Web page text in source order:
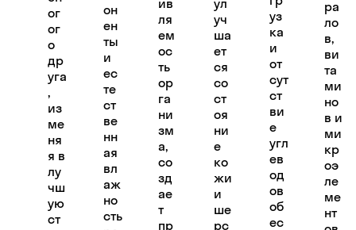
ог
ог
о
др
уга
,
из
ме
ня
я в
лу
чш
ую
ст
он
ен
ты
и
ес
те
ст
ве
нн
ая
вл
аж
но
сть
ля
ем
ос
ть
ор
га
ни
зм
а,
со
зд
ае
т
пр
уч
ша
ет
ся
со
ст
оя
ни
е
ко
жи
и
ше
рс
уз
ка
и
от
сут
ст
ви
е
угл
ев
од
ов
об
ес
ра
ло
в,
ви
та
ми
но
в и
ми
кр
оэ
ле
ме
нт